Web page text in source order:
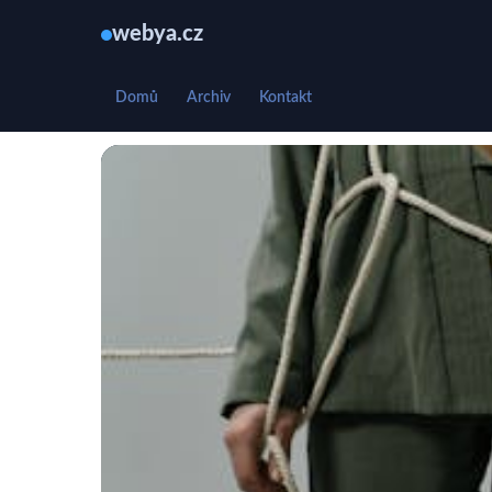
webya.cz
Domů Archiv Kontakt